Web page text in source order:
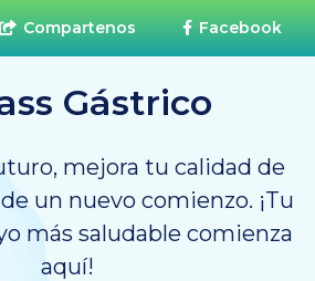
Compartenos Facebook
Gástrico
mejora tu calidad de
un nuevo comienzo. ¡Tu
más saludable comienza
aquí!